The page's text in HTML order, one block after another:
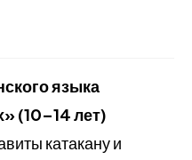
языка
(10–14 лет)
катакану и